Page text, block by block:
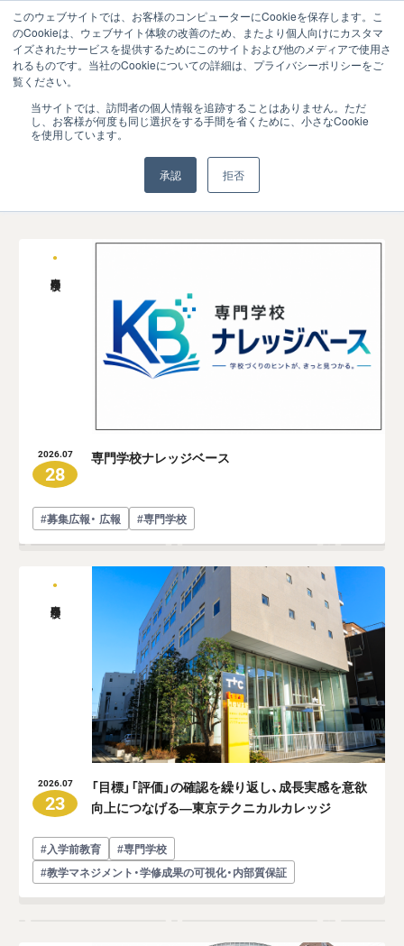
このウェブサイトでは、お客様のコンピューターにCookieを保存します。こ
のCookieは、ウェブサイト体験の改善のため、またより個人向けにカスタマ
イズされたサービスを提供するためにこのサイトおよび他のメディアで使用さ
れるものです。当社のCookieについての詳細は、プライバシーポリシーをご
覧ください。
当サイトでは、訪問者の個人情報を追跡することはありません。ただ
し、お客様が何度も同じ選択をする手間を省くために、小さなCookie
を使用しています。
承認 拒否
#深掘りキーワード
#専門学校
2026.07
28
専門学校ナレッジベース
#募集広報・ 広報 #専門学校
2026.07
23
「目標」「評価」の確認を繰り返し、成長実感を意欲
向上につなげる―東京テクニカルカレッジ
#入学前教育
#専門学校
#教学マネジメント・学修成果の可視化・内部質保証